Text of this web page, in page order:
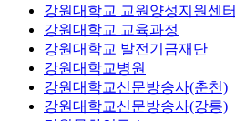
강원대학교 교원양성지원센터
강원대학교 교육과정
강원대학교 발전기금재단
강원대학교병원
강원대학교신문방송사(춘천)
강원대학교신문방송사(강릉)